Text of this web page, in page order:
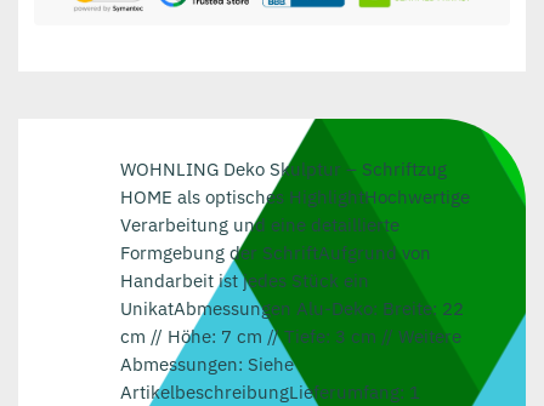
WOHNLING Deko Skulptur – Schriftzug
HOME als optisches HighlightHochwertige
Verarbeitung und eine detaillierte
Formgebung der SchriftAufgrund von
Handarbeit ist jedes Stück ein
UnikatAbmessungen Alu-Deko: Breite: 22
cm // Höhe: 7 cm // Tiefe: 3 cm // Weitere
Abmessungen: Siehe
ArtikelbeschreibungLieferumfang: 1